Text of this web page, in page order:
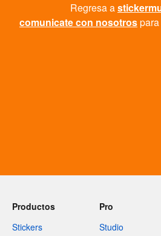
Regresa a
comunicate con nosotros
Productos
Stickers
Pro
Studio